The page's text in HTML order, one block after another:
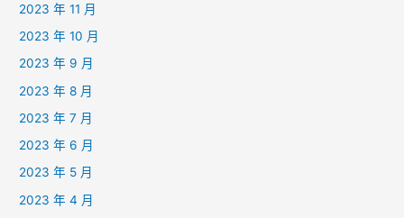
2023 年 11 月
2023 年 10 月
2023 年 9 月
2023 年 8 月
2023 年 7 月
2023 年 6 月
2023 年 5 月
2023 年 4 月